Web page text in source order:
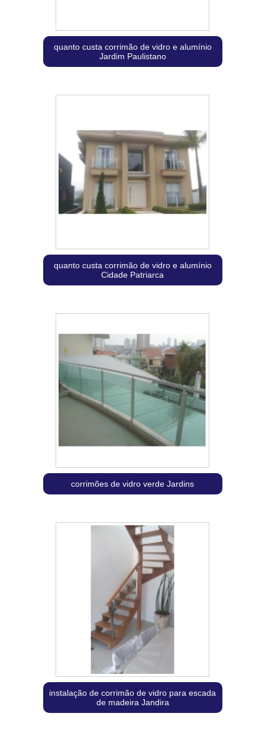
quanto custa corrimão de vidro e alumínio
Jardim Paulistano
quanto custa corrimão de vidro e alumínio
Cidade Patriarca
corrimões de vidro verde Jardins
instalação de corrimão de vidro para escada
de madeira Jandira